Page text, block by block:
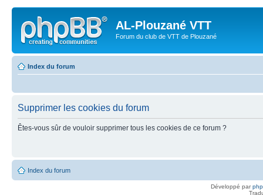
AL-Plouzané VTT
Forum du club de VTT de Plouzané
Index du forum
Supprimer les cookies du forum
Êtes-vous sûr de vouloir supprimer tous les cookies de ce forum ?
Index du forum
Développé par